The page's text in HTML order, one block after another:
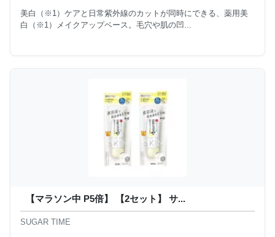
美白（※1）ケアと日常紫外線のカットが同時にできる、薬用美
白（※1）メイクアップベース。毛穴や肌の凹...
【マラソン中 P5倍】 【2セット】 サ...
SUGAR TIME